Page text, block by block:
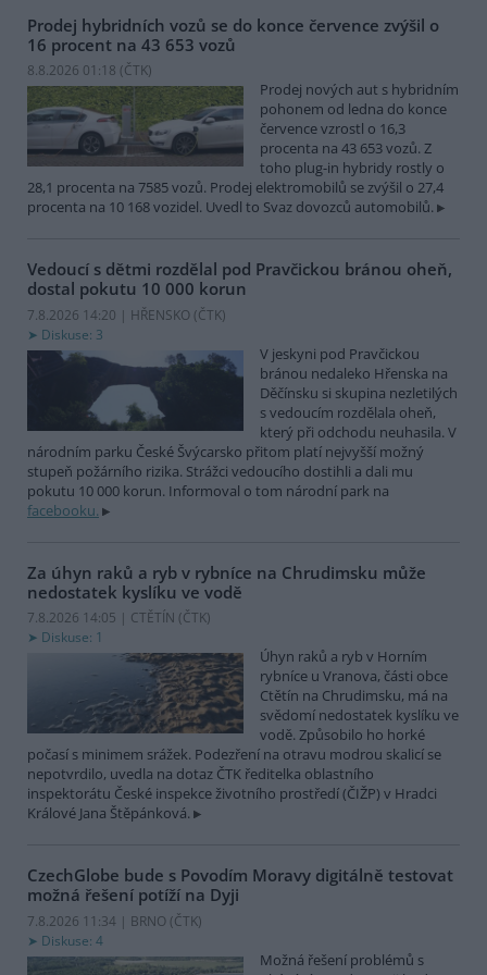
Prodej hybridních vozů se do konce července zvýšil o
16 procent na 43 653 vozů
8.8.2026 01:18 (ČTK)
Prodej nových aut s hybridním
pohonem od ledna do konce
července vzrostl o 16,3
procenta na 43 653 vozů. Z
toho plug-in hybridy rostly o
28,1 procenta na 7585 vozů. Prodej elektromobilů se zvýšil o 27,4
procenta na 10 168 vozidel. Uvedl to Svaz dovozců automobilů.
Vedoucí s dětmi rozdělal pod Pravčickou bránou oheň,
dostal pokutu 10 000 korun
7.8.2026 14:20 | HŘENSKO (ČTK)
Diskuse: 3
V jeskyni pod Pravčickou
bránou nedaleko Hřenska na
Děčínsku si skupina nezletilých
s vedoucím rozdělala oheň,
který při odchodu neuhasila. V
národním parku České Švýcarsko přitom platí nejvyšší možný
stupeň požárního rizika. Strážci vedoucího dostihli a dali mu
pokutu 10 000 korun. Informoval o tom národní park na
facebooku.
Za úhyn raků a ryb v rybníce na Chrudimsku může
nedostatek kyslíku ve vodě
7.8.2026 14:05 | CTĚTÍN (ČTK)
Diskuse: 1
Úhyn raků a ryb v Horním
rybníce u Vranova, části obce
Ctětín na Chrudimsku, má na
svědomí nedostatek kyslíku ve
vodě. Způsobilo ho horké
počasí s minimem srážek. Podezření na otravu modrou skalicí se
nepotvrdilo, uvedla na dotaz ČTK ředitelka oblastního
inspektorátu České inspekce životního prostředí (ČIŽP) v Hradci
Králové Jana Štěpánková.
CzechGlobe bude s Povodím Moravy digitálně testovat
možná řešení potíží na Dyji
7.8.2026 11:34 | BRNO (ČTK)
Diskuse: 4
Možná řešení problémů s